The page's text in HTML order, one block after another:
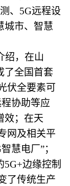
、5G远程设
城市、智慧
绍，在山
了全国首套
伏全要素可
协助等应
效；在天
网及相关平
慧电厂”；
边缘控制
了传统生产